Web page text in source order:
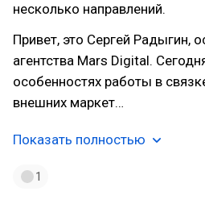
несколько направлений.
Привет, это Сергей Радыгин,
агентства Mars Digital.
особенностях работы в
внешних маркет…
Показать полностью
1